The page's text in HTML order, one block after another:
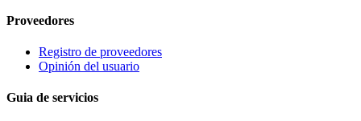
Proveedores
Registro de proveedores
Opinión del usuario
Guia de servicios